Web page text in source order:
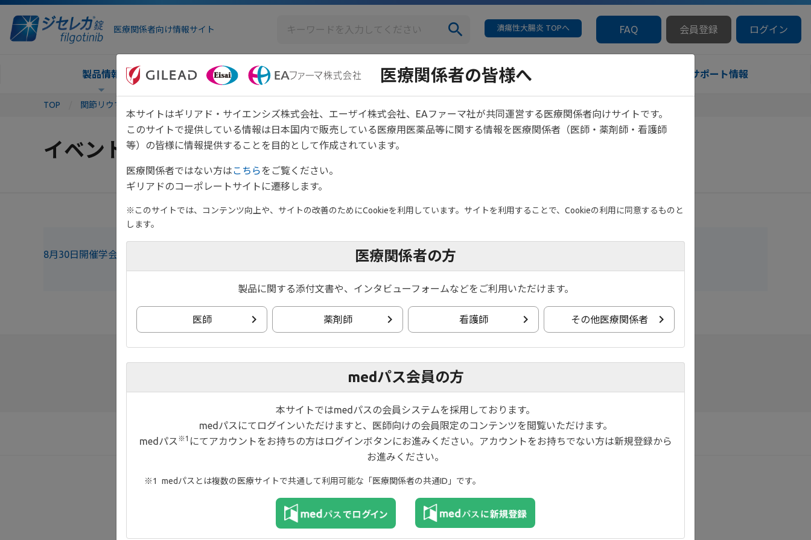
医療関係者向け情報サイト 潰瘍性大腸炎 TOPへ FAQ 会員登録 ログイン
製品情報 疾患情報 イベント情報 診療サポート情報
TOP 関節リウマチTOP
イベント総合案内
8月30日開催学会共催セミナー については、学会共催セミナーページをご確認ください。
ご利用規約
医療関係者の皆様へ
本サイトはギリアド・サイエンシズ株式会社、エーザイ株式会社、EAファーマ社が共同運営する医療関係者向けサイトです。
このサイトで提供している情報は日本国内で販売している医療用医薬品等に関する情報を医療関係者（医師・薬剤師・看護師
等）の皆様に情報提供することを目的として作成されています。
医療関係者ではない方はこちら をご覧ください。
ギリアドのコーポレートサイトに遷移します。
※このサイトでは、コンテンツ向上や、サイトの改善のためにCookieを利用しています。サイトを利用することで、Cookieの利用に同意するものと
します。
医療関係者の方
製品に関する添付文書や、インタビューフォームなどをご利用いただけます。
医師 薬剤師 看護師 その他医療関係者
medパス会員の方
本サイトではmedパスの会員システムを採用しております。
medパスにてログインいただけますと、医師向けの会員限定のコンテンツを閲覧いただけます。
medパス ※1 にてアカウントをお持ちの方はログインボタンにお進みください。アカウントをお持ちでない方は新規登録から
お進みください。
medパスとは複数の医療サイトで共通して利用可能な「医療関係者の共通ID」です。